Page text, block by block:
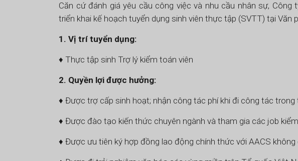
Căn cứ đánh giá yêu cầu công việc và nhu cầu nhân sự,
triển khai kế hoạch tuyển dụng sinh viên thực tập (SVTT) tại Văn
1. Vị trí tuyển dụng:
♦ Thực tập sinh Trợ lý kiểm toán viên
2. Quyền lợi được hưởng:
♦ Được trợ cấp sinh hoạt; nhận công tác phí khi đi công tác
♦ Được đào tạo kiến thức chuyên ngành và tham gia các job
♦ Được ưu tiên ký hợp đồng lao động chính thức với AACS không